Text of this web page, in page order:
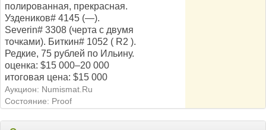
полированная, прекрасная.
Уздеников# 4145 (—).
Severin# 3308 (черта с двумя
точками). Биткин# 1052 ( R2 ).
Редкие, 75 рублей по Ильину.
оценка: $15 000–20 000
итоговая цена: $15 000
Аукцион: Numismat.Ru
Состояние: Proof